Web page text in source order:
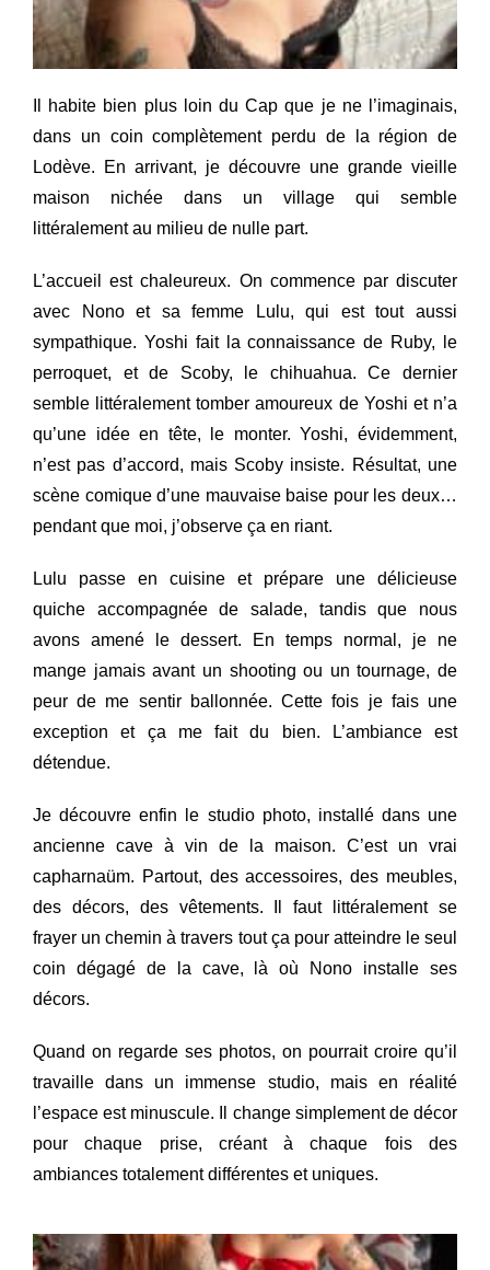
Il habite bien plus loin du Cap que je ne l’imaginais,
dans un coin complètement perdu de la région de
Lodève. En arrivant, je découvre une grande vieille
maison nichée dans un village qui semble
littéralement au milieu de nulle part.
L’accueil est chaleureux. On commence par discuter
avec Nono et sa femme Lulu, qui est tout aussi
sympathique. Yoshi fait la connaissance de Ruby, le
perroquet, et de Scoby, le chihuahua. Ce dernier
semble littéralement tomber amoureux de Yoshi et n’a
qu’une idée en tête, le monter. Yoshi, évidemment,
n’est pas d’accord, mais Scoby insiste. Résultat, une
scène comique d’une mauvaise baise pour les deux…
pendant que moi, j’observe ça en riant.
Lulu passe en cuisine et prépare une délicieuse
quiche accompagnée de salade, tandis que nous
avons amené le dessert. En temps normal, je ne
mange jamais avant un shooting ou un tournage, de
peur de me sentir ballonnée. Cette fois je fais une
exception et ça me fait du bien. L’ambiance est
détendue.
Je découvre enfin le studio photo, installé dans une
ancienne cave à vin de la maison. C’est un vrai
capharnaüm. Partout, des accessoires, des meubles,
des décors, des vêtements. Il faut littéralement se
frayer un chemin à travers tout ça pour atteindre le seul
coin dégagé de la cave, là où Nono installe ses
décors.
Quand on regarde ses photos, on pourrait croire qu’il
travaille dans un immense studio, mais en réalité
l’espace est minuscule. Il change simplement de décor
pour chaque prise, créant à chaque fois des
ambiances totalement différentes et uniques.